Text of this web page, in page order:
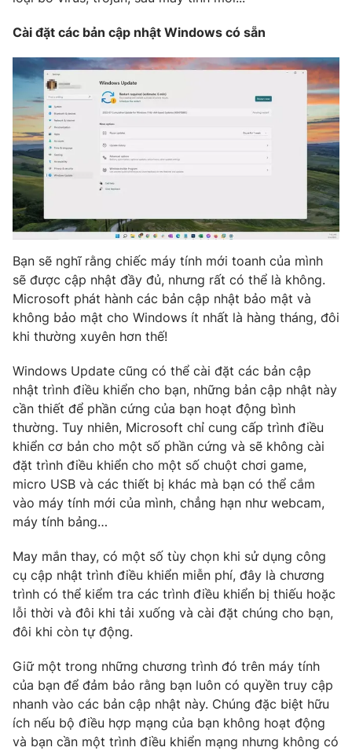
Thị trường
Tư vấn
Chuyên mục khác
Emagazine
Photo Infographic
Video
VTV Money VTV Thể thao
VTV Sức khoẻ Bất động sản
Thị trường 24h Tấm lòng Việt
VTV4 Vươn mình bằng AI
VTV9 VTV8
Liên hệ tòa soạn English
Theo dõi báo trên
Cơ quan báo chí:
Thời báo VTV
Giấy phép hoạt động báo in và báo điện tử số 483/GP-BTTTT
cấp ngày 29/12/2023
Tổng Biên tập:Vũ Thanh Thủy
Cài đặt các bản cập nhật Windows có sẵn
Bạn sẽ nghĩ rằng chiếc máy tính mới toanh của mình
sẽ được cập nhật đầy đủ, nhưng rất có thể là không.
Microsoft phát hành các bản cập nhật bảo mật và
không bảo mật cho Windows ít nhất là hàng tháng, đôi
khi thường xuyên hơn thế!
Windows Update cũng có thể cài đặt các bản cập
nhật trình điều khiển cho bạn, những bản cập nhật này
cần thiết để phần cứng của bạn hoạt động bình
thường. Tuy nhiên, Microsoft chỉ cung cấp trình điều
khiển cơ bản cho một số phần cứng và sẽ không cài
đặt trình điều khiển cho một số chuột chơi game,
micro USB và các thiết bị khác mà bạn có thể cắm
vào máy tính mới của mình, chẳng hạn như webcam,
máy tính bảng…
May mắn thay, có một số tùy chọn khi sử dụng công
cụ cập nhật trình điều khiển miễn phí, đây là chương
trình có thể kiểm tra các trình điều khiển bị thiếu hoặc
lỗi thời và đôi khi tải xuống và cài đặt chúng cho bạn,
đôi khi còn tự động.
Giữ một trong những chương trình đó trên máy tính
của bạn để đảm bảo rằng bạn luôn có quyền truy cập
nhanh vào các bản cập nhật này. Chúng đặc biệt hữu
ích nếu bộ điều hợp mạng của bạn không hoạt động
và bạn cần một trình điều khiển mạng nhưng không có